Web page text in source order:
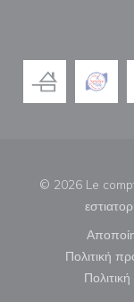
© 2026 Le
Πολιτική